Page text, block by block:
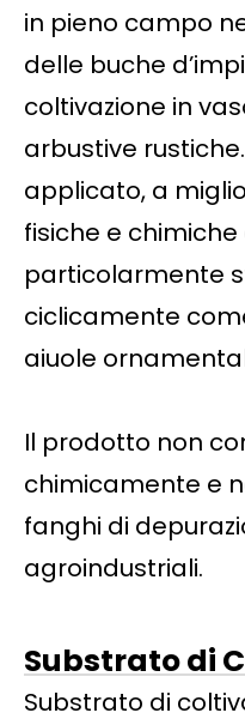
in pieno campo
delle buche
coltivazione in
arbustive
applicato, a
fisiche e
particolarmente
ciclicamente
aiuole
Il prodotto non
chimicamente e
fanghi di
agroindustriali.
Substrato di
Substrato di